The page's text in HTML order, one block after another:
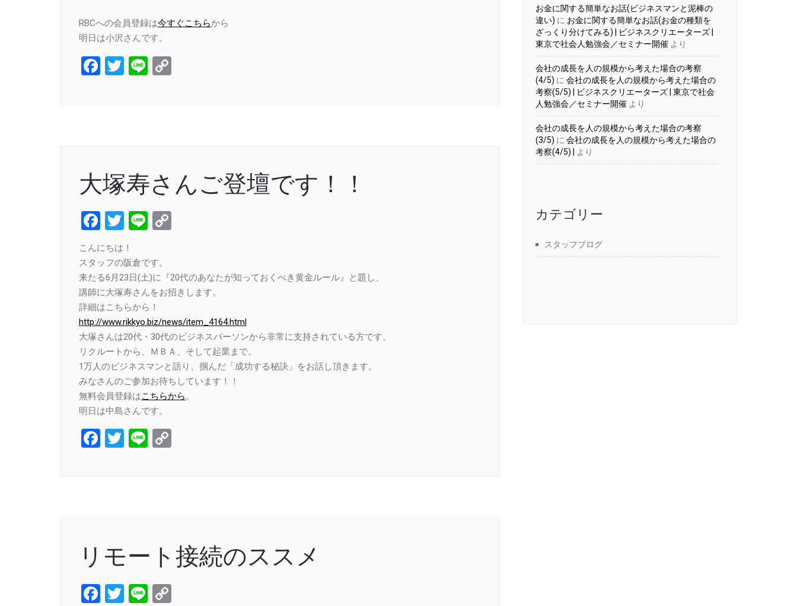
RBCへの会員登録は今すぐこちらから
明日は小沢さんです。
Facebook
Twitter
Line
大塚寿さんご登壇です！！
Facebook
Twitter
Line
こんにちは！
スタッフの阪倉です。
来たる6月23日(土)に『20代のあなたが知っておくべき黄金ルール』と題し、
講師に大塚寿さんをお招きします。
詳細はこちらから！
http://www.rikkyo.biz/news/item_4164.html
大塚さんは20代・30代のビジネスパーソンから非常に支持されている方です。
リクルートから、ＭＢＡ、そして起業まで。
1万人のビジネスマンと語り、掴んだ「成功する秘訣」をお話し頂きます。
みなさんのご参加お待ちしています！！
無料会員登録はこちらから。
明日は中島さんです。
Facebook
Twitter
Line
リモート接続のススメ
Facebook
Twitter
Line
お金に関する簡単なお話(ビジネスマンと泥棒の
違い) に お金に関する簡単なお話(お金の種類を
ざっくり分けてみる) | ビジネスクリエーターズ |
東京で社会人勉強会／セミナー開催 より
会社の成長を人の規模から考えた場合の考察
(4/5) に 会社の成長を人の規模から考えた場合の
考察(5/5) | ビジネスクリエーターズ | 東京で社会
人勉強会／セミナー開催 より
会社の成長を人の規模から考えた場合の考察
(3/5) に 会社の成長を人の規模から考えた場合の
考察(4/5) |
より
カテゴリー
スタッフブログ